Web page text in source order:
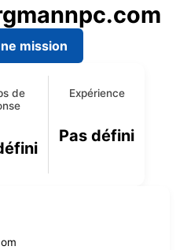
mission
de
Expérience
Pas défini